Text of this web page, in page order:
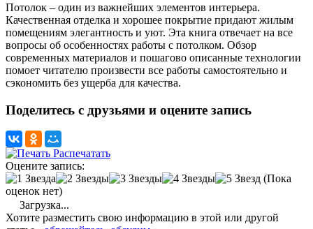
Потолок – один из важнейших элементов интерьера.
Качественная отделка и хорошее покрытие придают жилым
помещениям элегантность и уют. Эта книга отвечает на все
вопросы об особенностях работы с потолком. Обзор
современных материалов и пошагово описанные технологии
помоет читателю произвести все работы самостоятельно и
сэкономить без ущерба для качества.
Поделитесь с друзьями и оцените запись
Распечатать
Оцените запись:
(Пока
оценок нет)
Загрузка...
Хотите разместить свою информацию в этой или другой